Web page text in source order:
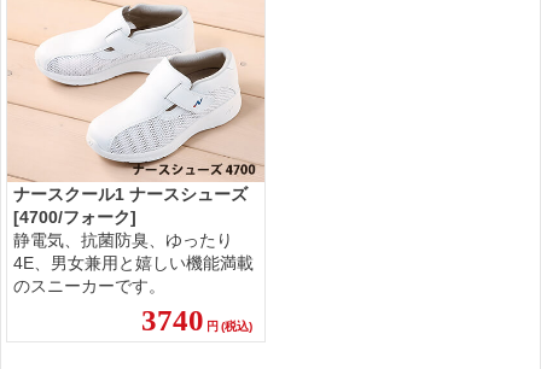
ナースクール1 ナースシューズ
[4700/フォーク]
静電気、抗菌防臭、ゆったり
4E、男女兼用と嬉しい機能満載
のスニーカーです。
3740 円 (税込)